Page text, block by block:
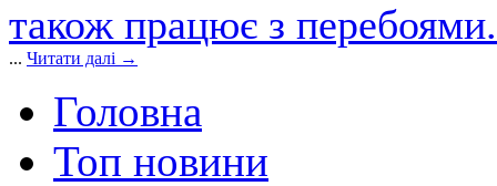
також працює з
... Читати далі →
Головна
Топ новини